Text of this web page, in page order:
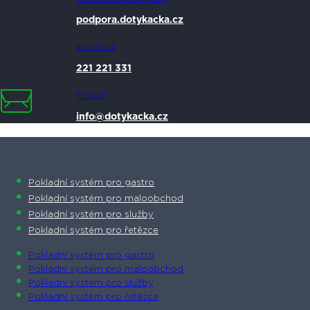
podpora.dotykacka.cz
Infolinka
221 221 331
E-mail
info@dotykacka.cz
Pokladní systém pro gastro
Pokladní systém pro maloobchod
Pokladní systém pro služby
Pokladní systém pro řetězce
Pokladní systém pro gastro
Pokladní systém pro maloobchod
Pokladní systém pro služby
Pokladní systém pro řetězce